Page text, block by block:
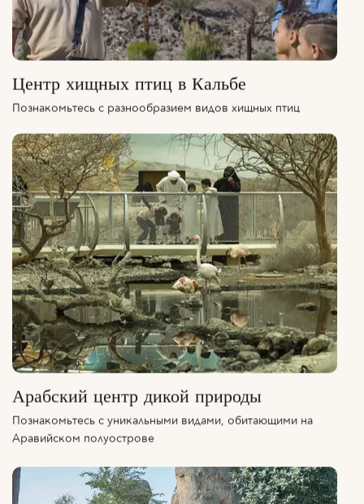
Центр хищных птиц в Кальбе
Познакомьтесь с разнообразием видов хищных птиц
Арабский центр дикой природы
Познакомьтесь с уникальными видами, обитающими на
Аравийском полуострове